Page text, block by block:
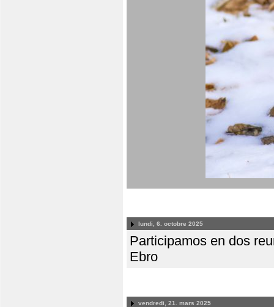
lundi, 6. octobre 2025
Participamos en dos
Ebro
vendredi, 21. mars 2025